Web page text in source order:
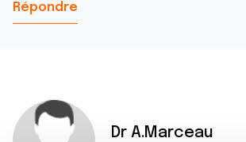
Répondre
Dr A.Marceau